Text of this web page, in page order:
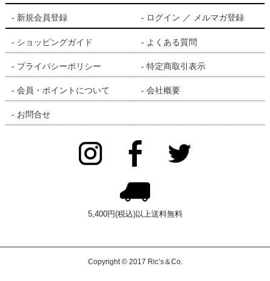
エイジング毛
カラー直後
炭酸泡が好きな方
頭皮環境を整えたい方
推し成分
新規会員登録 ログイン ／ メルマガ登録
ショッピングガイド よくある質問
プライバシーポリシー 特定商取引表示
会員・ポイントについて 会社概要
お問合せ
5,400円(税込)以上送料無料
Copyright © 2017 Ric’s＆Co.